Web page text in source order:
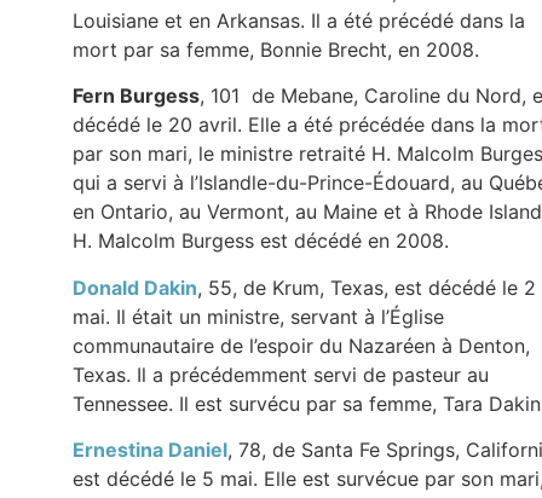
Louisiane et en Arkansas. Il a été précédé dans la
mort par sa femme, Bonnie Brecht, en 2008.
Fern Burgess, 101 de Mebane, Caroline du Nord,
décédé le 20 avril. Elle a été précédée dans la
par son mari, le ministre retraité H. Malcolm
qui a servi à l’Islandle-du-Prince-Édouard, au
en Ontario, au Vermont, au Maine et à Rhode
H. Malcolm Burgess est décédé en 2008.
Donald Dakin, 55, de Krum, Texas, est décédé le 2
mai. Il était un ministre, servant à l’Église
communautaire de l’espoir du Nazaréen à Denton,
Texas. Il a précédemment servi de pasteur au
Tennessee. Il est survécu par sa femme, Tara
Ernestina Daniel, 78, de Santa Fe Springs,
est décédé le 5 mai. Elle est survécue par son